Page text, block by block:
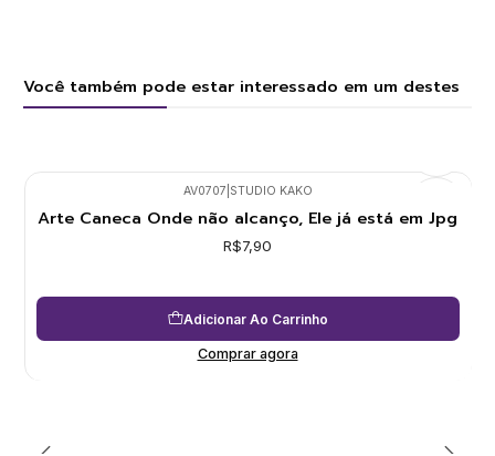
Você também pode estar interessado em um destes
AV0707 STUDIO KAKO
Arte Caneca Onde não alcanço, Ele já está em Jpg
R$7,90
Adicionar Ao Carrinho
Comprar agora